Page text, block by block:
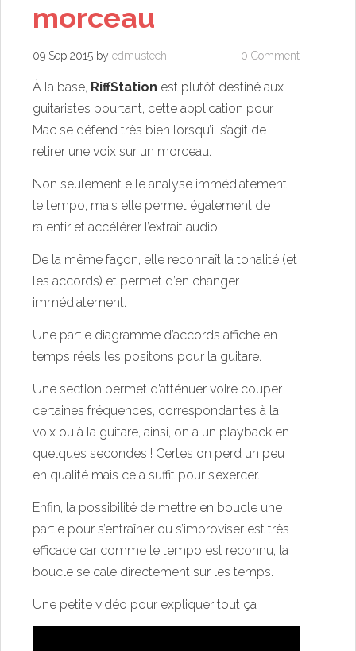
morceau
09 Sep 2015 by edmustech 0 Comment
À la base, RiffStation est plutôt destiné aux
guitaristes pourtant, cette application pour
Mac se défend très bien lorsqu’il s’agit de
retirer une voix sur un morceau.
Non seulement elle analyse immédiatement
le tempo, mais elle permet également de
ralentir et accélérer l’extrait audio.
De la même façon, elle reconnaît la tonalité (et
les accords) et permet d’en changer
immédiatement.
Une partie diagramme d’accords affiche en
temps réels les positons pour la guitare.
Une section permet d’atténuer voire couper
certaines fréquences, correspondantes à la
voix ou à la guitare, ainsi, on a un playback en
quelques secondes ! Certes on perd un peu
en qualité mais cela suffit pour s’exercer.
Enfin, la possibilité de mettre en boucle une
partie pour s’entraîner ou s’improviser est très
efficace car comme le tempo est reconnu, la
boucle se cale directement sur les temps.
Une petite vidéo pour expliquer tout ça :